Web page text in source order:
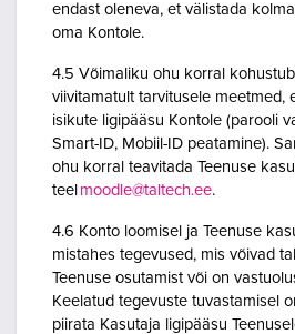
endast oleneva, et välistada
oma Kontole.
4.5 Võimaliku ohu korral
viivitamatult tarvitusele meetmed,
isikute ligipääsu Kontole (parooli
Smart-ID, Mobiil-ID peatamine).
ohu korral teavitada Teenuse
teel moodle@taltech.ee.
4.6 Konto loomisel ja Teenuse
mistahes tegevused, mis võivad
Teenuse osutamist või on
Keelatud tegevuste tuvastamisel
piirata Kasutaja ligipääsu